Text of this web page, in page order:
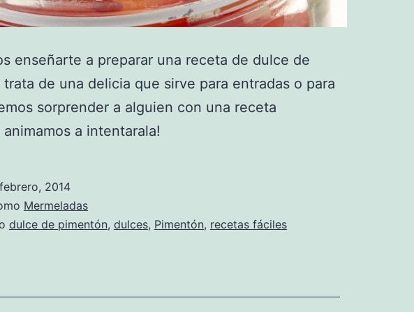
enseñarte a preparar una receta de dulce de
de una delicia que sirve para entradas o para
sorprender a alguien con una receta
a intentarala!
2014
Mermeladas
dulce de pimentón, dulces, Pimentón, recetas fáciles